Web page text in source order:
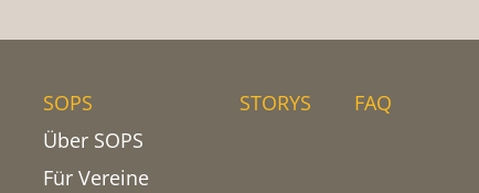
SOPS
Über SOPS
Für Vereine
STORYS FAQ